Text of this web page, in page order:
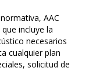
AAC
incluye la
necesarios
cualquier plan
solicitud de